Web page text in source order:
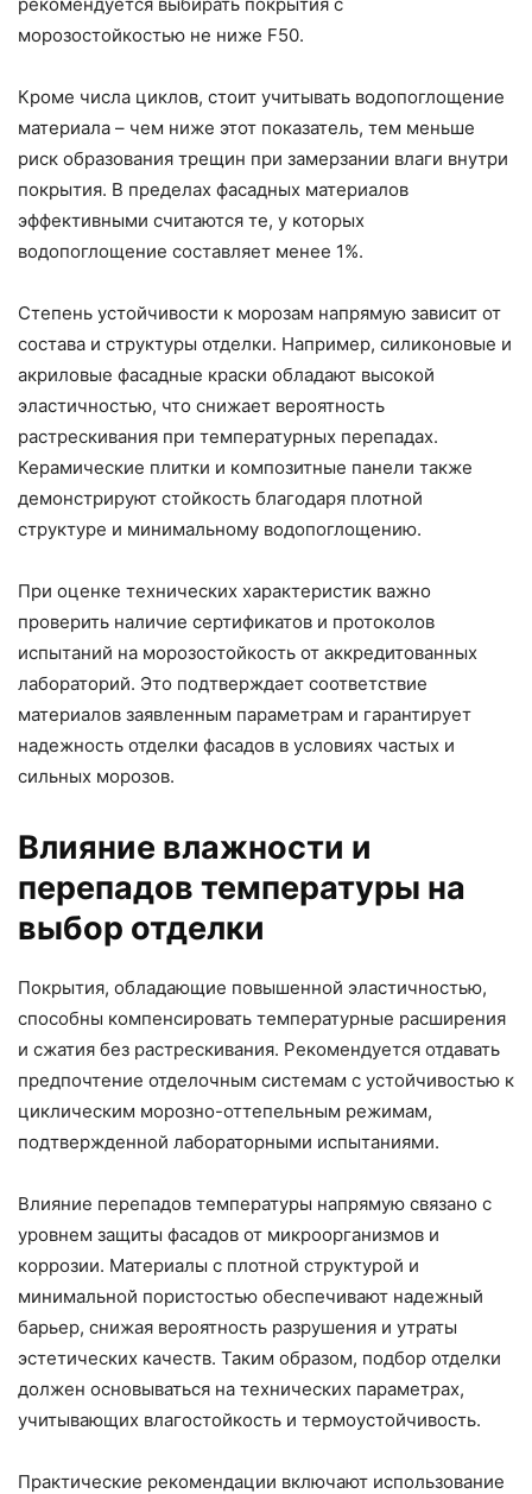
морозостойкостью не ниже F50.
Кроме числа циклов, стоит учитывать водопоглощение
материала – чем ниже этот показатель, тем меньше
риск образования трещин при замерзании влаги внутри
покрытия. В пределах фасадных материалов
эффективными считаются те, у которых
водопоглощение составляет менее 1%.
Степень устойчивости к морозам напрямую зависит от
состава и структуры отделки. Например, силиконовые и
акриловые фасадные краски обладают высокой
эластичностью, что снижает вероятность
растрескивания при температурных перепадах.
Керамические плитки и композитные панели также
демонстрируют стойкость благодаря плотной
структуре и минимальному водопоглощению.
При оценке технических характеристик важно
проверить наличие сертификатов и протоколов
испытаний на морозостойкость от аккредитованных
лабораторий. Это подтверждает соответствие
материалов заявленным параметрам и гарантирует
надежность отделки фасадов в условиях частых и
сильных морозов.
Влияние влажности и
перепадов температуры на
выбор отделки
Покрытия, обладающие повышенной эластичностью,
способны компенсировать температурные расширения
и сжатия без растрескивания. Рекомендуется отдавать
предпочтение отделочным системам с устойчивостью к
циклическим морозно-оттепельным режимам,
подтвержденной лабораторными испытаниями.
Влияние перепадов температуры напрямую связано с
уровнем защиты фасадов от микроорганизмов и
коррозии. Материалы с плотной структурой и
минимальной пористостью обеспечивают надежный
барьер, снижая вероятность разрушения и утраты
эстетических качеств. Таким образом, подбор отделки
должен основываться на технических параметрах,
учитывающих влагостойкость и термоустойчивость.
Практические рекомендации включают использование